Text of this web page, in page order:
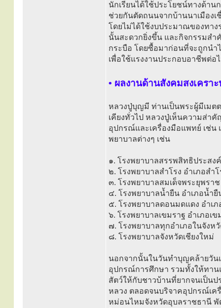
นักเรียนได้ใช้ประโยชน์ทางด้า
ช่วยกันตัดถนนจากบ้านนาเมืองเ
โดยไม่ได้ใช้งบประมาณของทา
นั้นสะดวกยิ่งขึ้น และกิจกรรมสำ
กระบือ โดยซื้อมาก่อนที่จะถูกนำ
เพื่อใช้แรงงานประกอบอาชีพต่อ
• ผลงานด้านสังคมสงเครา
หลวงปู่บุญมี ท่านเป็นพระผู้มีเมต
เคียงทั่วไป หลวงปู่เห็นความส่า
อุปกรณ์และเครื่องมือแพทย์ เช่น
พยาบาลต่างๆ เช่น
๑. โรงพยาบาลสรรพสิทธิประสง
๒. โรงพยาบาลสำโรง อำเภอสำ
๓. โรงพยาบาลสมเด็จพระยุพรา
๔. โรงพยาบาลน้ำยืน อำเภอน้ำ
๕. โรงพยาบาลดอนมดแดง อำเ
๖. โรงพยาบาลเขมราฐ อำเภอเ
๗. โรงพยาบาลทุกอำเภอในจังห
๘. โรงพยาบาลจังหวัดเชียงใหม่
นอกจากนั้นในวันทำบุญคล้ายวัน
อุปกรณ์การศึกษา รวมทั้งให้ทาน
สัตว์ให้กับชาวบ้านที่ยากจนเป็นป
หลวง ตลอดจนบริจาคอุปกรณ์เค
หม่อนไหมจังหวัดอุบลราชธานี